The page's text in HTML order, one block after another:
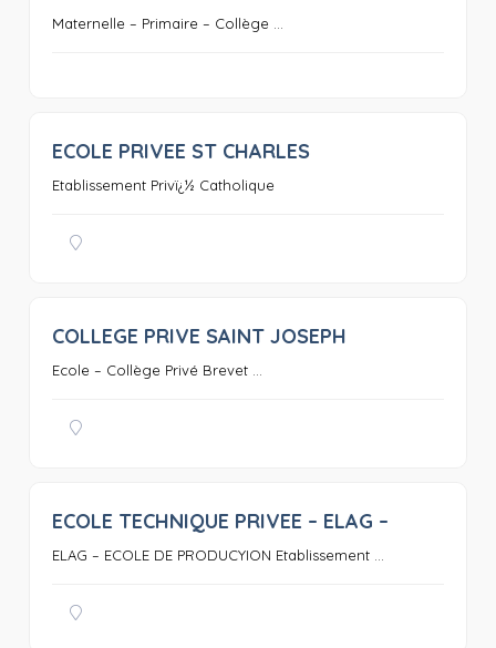
Maternelle – Primaire – Collège ...
ECOLE PRIVEE ST CHARLES
Etablissement Privï¿½ Catholique
COLLEGE PRIVE SAINT JOSEPH
Ecole – Collège Privé Brevet ...
ECOLE TECHNIQUE PRIVEE – ELAG –
ELAG – ECOLE DE PRODUCYION Etablissement ...